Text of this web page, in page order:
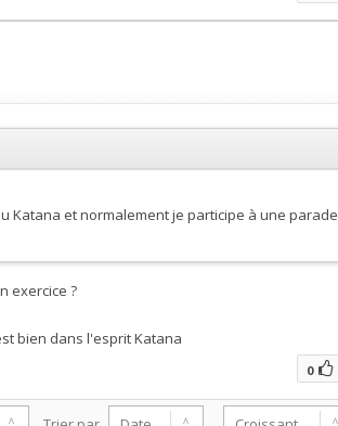
Katana et normalement je participe à une parade
exercice ?
bien dans l'esprit Katana
0